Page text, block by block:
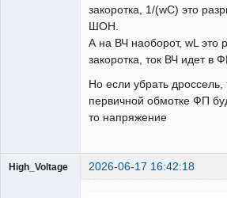
закоротка, 1/(wC) это
ШОН.
А на ВЧ наоборот, wL это
закоротка, ток ВЧ идет в
Но если убрать дроссель,
первичной обмотке ФП
то напряжение
High_Voltage 2026-06-17 16:42:18